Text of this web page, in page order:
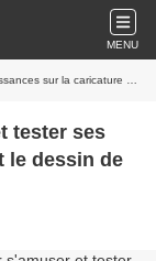
MENU
et le dessin de presse...
tester ses
le dessin de